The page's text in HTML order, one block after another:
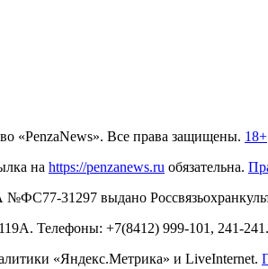
«PenzaNews». Все права защищены. 18+
на https://penzanews.ru обязательна.
31297 выдано
Телефоны: +7(8412) 999-101, 241-241
«Яндекс.Метрика» и LiveInternet.